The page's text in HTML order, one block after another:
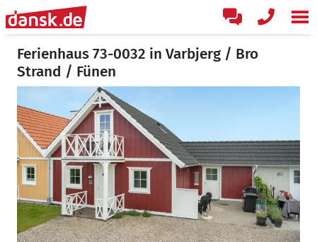
Ferienhaus 73-0032 in Varbjerg / Bro
Strand / Fünen